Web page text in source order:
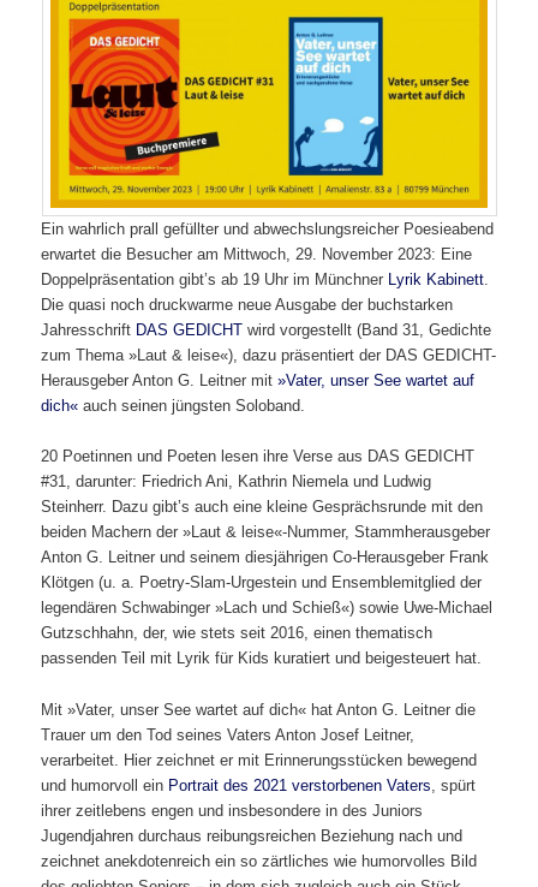
Ein wahrlich prall gefüllter und abwechslungsreicher Poesieabend
erwartet die Besucher am Mittwoch, 29. November 2023: Eine
Doppelpräsentation gibt’s ab 19 Uhr im Münchner Lyrik Kabinett.
Die quasi noch druckwarme neue Ausgabe der buchstarken
Jahresschrift DAS GEDICHT wird vorgestellt (Band 31, Gedichte
zum Thema »Laut & leise«), dazu präsentiert der DAS GEDICHT-
Herausgeber Anton G. Leitner mit»Vater, unser See wartet auf
dich« auch seinen jüngsten Soloband.
20 Poetinnen und Poeten lesen ihre Verse aus DAS GEDICHT
#31, darunter: Friedrich Ani, Kathrin Niemela und Ludwig
Steinherr. Dazu gibt’s auch eine kleine Gesprächsrunde mit den
beiden Machern der »Laut & leise«-Nummer, Stammherausgeber
Anton G. Leitner und seinem diesjährigen Co-Herausgeber Frank
Klötgen (u. a. Poetry-Slam-Urgestein und Ensemblemitglied der
legendären Schwabinger »Lach und Schieß«) sowie Uwe-Michael
Gutzschhahn, der, wie stets seit 2016, einen thematisch
passenden Teil mit Lyrik für Kids kuratiert und beigesteuert hat.
Mit »Vater, unser See wartet auf dich« hat Anton G. Leitner die
Trauer um den Tod seines Vaters Anton Josef Leitner,
verarbeitet. Hier zeichnet er mit Erinnerungsstücken bewegend
und humorvoll ein Portrait des 2021 verstorbenen Vaters , spürt
ihrer zeitlebens engen und insbesondere in des Juniors
Jugendjahren durchaus reibungsreichen Beziehung nach und
zeichnet anekdotenreich ein so zärtliches wie humorvolles Bild